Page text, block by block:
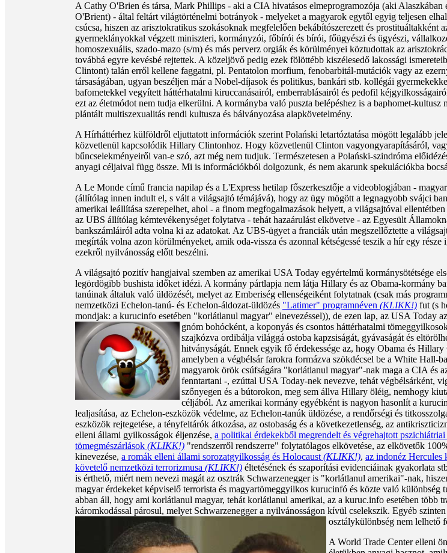
A Cathy O'Brien és társa, Mark Phillips - aki a CIA hivatásos elmeprogramozója (aki Alaszkában
O'Brient) - által feltárt világtörténelmi botrányok - melyeket a magyarok egytől egyig teljesen
csúcsa, hiszen az arisztokratikus szokásoknak megfelelően bekábítószerezett és prostituáltakként
gyermeklányokkal végzett miniszteri, kormányzói, főbírói és bírói, főügyészi és ügyészi,
homoszexuális, szado-mazo (s/m) és más perverz orgiák és körülményei köztudottak az
továbbá egyre kevésbé rejtettek. A közeljövő pedig ezek fölöttébb kiszélesedő lakossági
Clintont) talán erről kellene faggatni, pl. Pentatolon morfium, fenobarbitál-mutációk vagy az
társaságában, ugyan beszéljen már a Nobel-díjasok és politikus, bankári stb. kollégái
bafometekkel vegyített háttérhatalmi kiruccanásairól, emberrablásairól és pedofil
ezt az életmódot nem tudja elkerülni. A kormányba való puszta belépéshez is a baphomet-kultusz
plántált multiszexualitás rendi kultusza és bálványozása alapkövetelmény.
A Hírháttérhez külföldről eljuttatott információk szerint Polański letartóztatása mögött legalább
közvetlenül kapcsolódik Hillary Clintonhoz. Hogy közvetlenül Clinton vagyongyarapításáról,
bűncselekményeiről van-e szó, azt még nem tudjuk. Természetesen a Polański-szindróma
anyagi céljaival függ össze. Mi is információkból dolgozunk, és nem akarunk spekulációkba
A Le Monde című francia napilap és a L'Express hetilap főszerkesztője a videoblogjában -
(állítólag innen indult el, s vált a világsajtó témájává), hogy az ügy mögött a legnagyobb svájci
amerikai leállítása szerepelhet, ahol - a finom megfogalmazások helyett, a világsajtóval
az UBS állítólag kémtevékenységet folytatva - tehát hazaárulást elkövetve - az Egyesült
bankszámláiról adta volna ki az adatokat. Az UBS-ügyet a franciák után megszellőztette a
megírták volna azon körülményeket, amik oda-vissza és azonnal kétségessé teszik a hír egy
ezekről nyilvánosság előtt beszélni.
A világsajtó pozitív hangjaival szemben az amerikai USA Today egyértelmű kormánysötétsége
legördögibb bushista időket idézi. A kormány pártlapja nem látja Hillary és az Obama-kormány
tanúinak általuk való üldözését, melyet az Emberiség ellenségeiként folytatnak (csak más
nemzetközi Echelon-tanú- és Echelon-áldozat-üldözés "Latimer" programnéven (KLIKK!) fut (s
mondjak: a kurucinfo esetében "korlátlanul magyar" elnevezéssel)), de ezen lap, az USA Today
gnóm bohócként, a koponyás és csontos háttérhatalmi
szajkózva ordibálja világgá ostoba kapzsiságát, gyávaságát és
hitványságát. Ennek egyik fő érdekessége az, hogy Obama és
amelyben a végbélsár farokra formázva szökdécsel be a White Hall-
magyarok örök csúfságára "korlátlanul magyar"-nak maga a CIA és
fenntartani -, ezúttal USA Today-nek nevezve, tehát végbélsárként,
szőnyegen és a bútorokon, meg sem állva Hillary öléig, nemhogy
céljából. Az amerikai kormány egyébként is nagyon hasonlít a
lealjasítása, az Echelon-eszközök védelme, az Echelon-tanúk üldözése, a rendőrségi és
eszközök rejtegetése, a tényfeltárók átkozása, az ostobaság és a következetlenség, az
elleni állami gyilkosságok éljenzése, a politikai érdekekből megrendelt és végrehajtott
tömegmészárlások (KLIKK!) "rendszerről rendszerre" folytatólagos elkövetése, az elkövetők
kinevezése, a romák elleni állami sorozatgyilkosság és Holocaust (KLIKK!), az indonéz Hercules
követelő nemzetközi terrorizmusa (KLIKK!) éltetésének és szaporítási evidenciáinak gyakorlata
is érthető, miért nem nevezi magát az osztrák Schwarzenegger is "korlátlanul amerikai"-nak,
magyar érdekeket képviselő terrorista és magyartömeggyilkos kurucinfó és közte való különbség
abban áll, hogy ami korlátlanul magyar, tehát korlátlanul amerikai, az a kuruc.info esetében több
káromkodással párosul, melyet Schwarzenegger a nyilvánosságon kívül cselekszik. Egyéb
osztálykülönbség nem lelhető
A World Trade Center elleni